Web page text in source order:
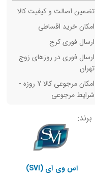
تضمین اصالت و کیفیت کالا
امکان خرید اقساطی
ارسال فوری کرج
ارسال فوری در روزهای زوج
تهران
امکان مرجوعی کالا 7 روزه -
شرایط مرجوعی
برند:
اس وی آی (SVI)